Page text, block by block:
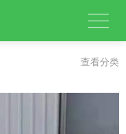
查看分类